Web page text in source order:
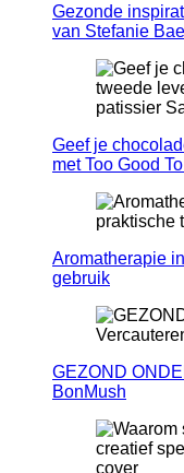
Gezonde
van Stefanie
Geef je
met Too Good
Aromatherapie
gebruik
GEZOND
BonMush